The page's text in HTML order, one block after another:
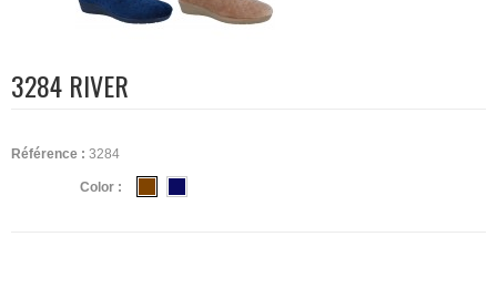
3284 RIVER
Référence : 3284
Color :